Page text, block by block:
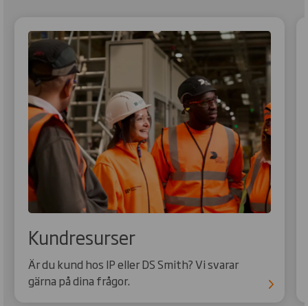
Kundresurser
Är du kund hos IP eller DS Smith? Vi svarar
gärna på dina frågor.